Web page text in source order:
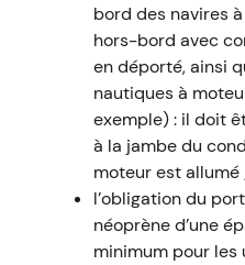
bord des navires
hors-bord avec
en déporté, ainsi
nautiques à
exemple) : il doit
à la jambe du
moteur est allumé
l’obligation du
néoprène d’une
minimum pour les